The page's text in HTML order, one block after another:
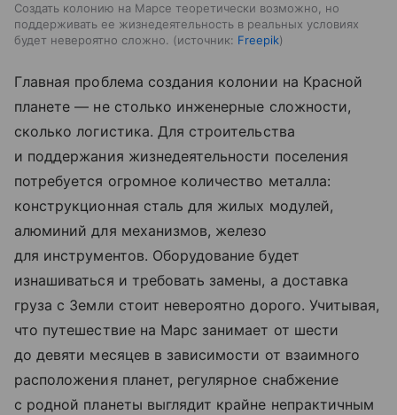
Создать колонию на Марсе теоретически возможно, но
поддерживать ее жизнедеятельность в реальных условиях
будет невероятно сложно.
источник: Freepik
Главная проблема создания колонии на Красной
планете — не столько инженерные сложности,
сколько логистика. Для строительства
и поддержания жизнедеятельности поселения
потребуется огромное количество металла:
конструкционная сталь для жилых модулей,
алюминий для механизмов, железо
для инструментов. Оборудование будет
изнашиваться и требовать замены, а доставка
груза с Земли стоит невероятно дорого. Учитывая,
что путешествие на Марс занимает от шести
до девяти месяцев в зависимости от взаимного
расположения планет, регулярное снабжение
с родной планеты выглядит крайне непрактичным